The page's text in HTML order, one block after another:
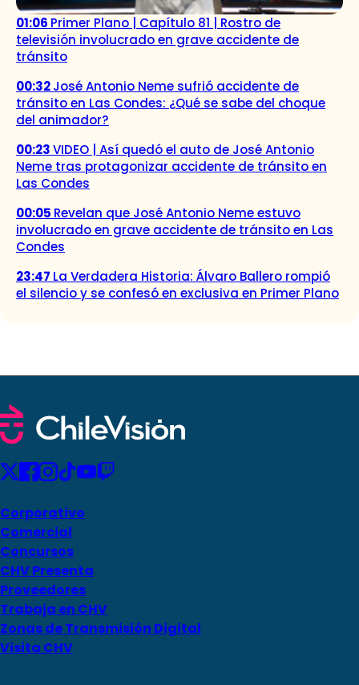
01:06 Primer Plano | Capítulo 81 | Rostro de
televisión involucrado en grave accidente de
tránsito
00:32José Antonio Neme sufrió accidente de
tránsito en Las Condes: ¿Qué se sabe del choque
del animador?
00:23VIDEO | Así quedó el auto de José Antonio
Neme tras protagonizar accidente de tránsito en
Las Condes
00:05 Revelan que José Antonio Neme estuvo
involucrado en grave accidente de tránsito en Las
Condes
23:47 La Verdadera Historia: Álvaro Ballero rompió
el silencio y se confesó en exclusiva en Primer Plano
Corporativo
Comercial
Concursos
CHV Presenta
Proveedores
Trabaja en CHV
Zonas de Transmisión Digital
Visita CHV